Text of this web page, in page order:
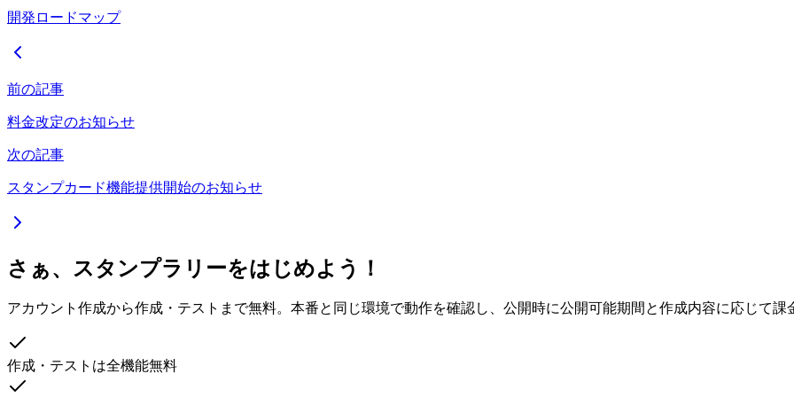
開発ロードマップ
前の記事
料金改定のお知らせ
次の記事
スタンプカード機能提供開始のお知らせ
さぁ、スタンプラリーをはじめよう！
アカウント作成から作成・テストまで無料。本番と同じ環境で動作を確認し、公開時に公開可能期間と作成内容に応じて課
作成・テストは全機能無料